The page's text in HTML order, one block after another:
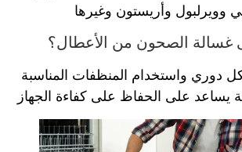
وأريستون وغيرها
الصحون من الأعطال؟
دوري واستخدام المنظفات المناسبة
يساعد على الحفاظ على كفاءة الجهاز